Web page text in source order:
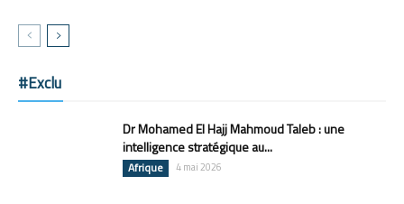
#Exclu
Dr Mohamed El Hajj Mahmoud Taleb : une
intelligence stratégique au...
Afrique 4 mai 2026